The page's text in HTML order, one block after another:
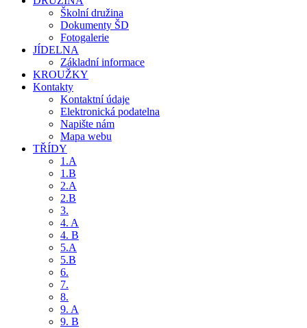
Školní družina
Dokumenty ŠD
Fotogalerie
JÍDELNA
Základní informace
KROUŽKY
Kontakty
Kontaktní údaje
Elektronická podatelna
Napište nám
Mapa webu
TŘÍDY
1.A
1.B
2.A
2.B
3.
4. A
4. B
5.A
5.B
6.
7.
8.
9. A
9. B